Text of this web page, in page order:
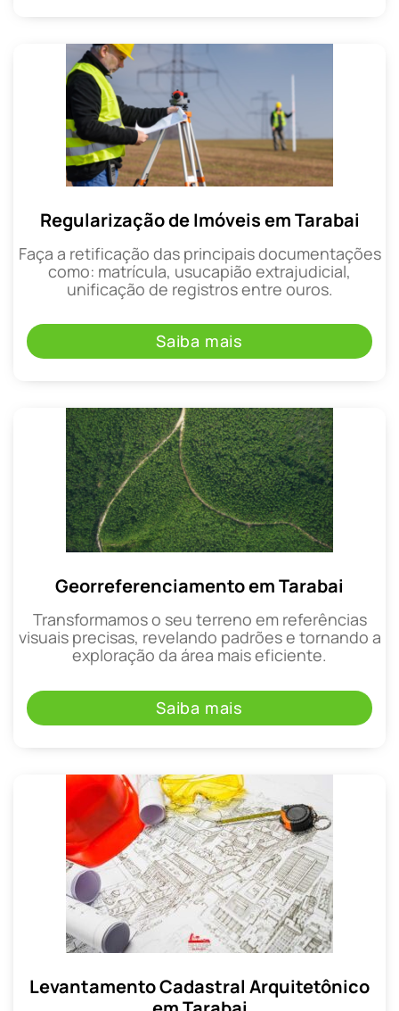
Regularização de Imóveis em Tarabai
Faça a retificação das principais documentações
como: matrícula, usucapião extrajudicial,
unificação de registros entre ouros.
Saiba mais
Georreferenciamento em Tarabai
Transformamos o seu terreno em referências
visuais precisas, revelando padrões e tornando a
exploração da área mais eficiente.
Saiba mais
Levantamento Cadastral Arquitetônico